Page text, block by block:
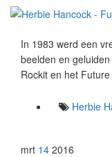
In 1983 werd een
beelden en
Rockit en het
Herbie
mrt 14 2016